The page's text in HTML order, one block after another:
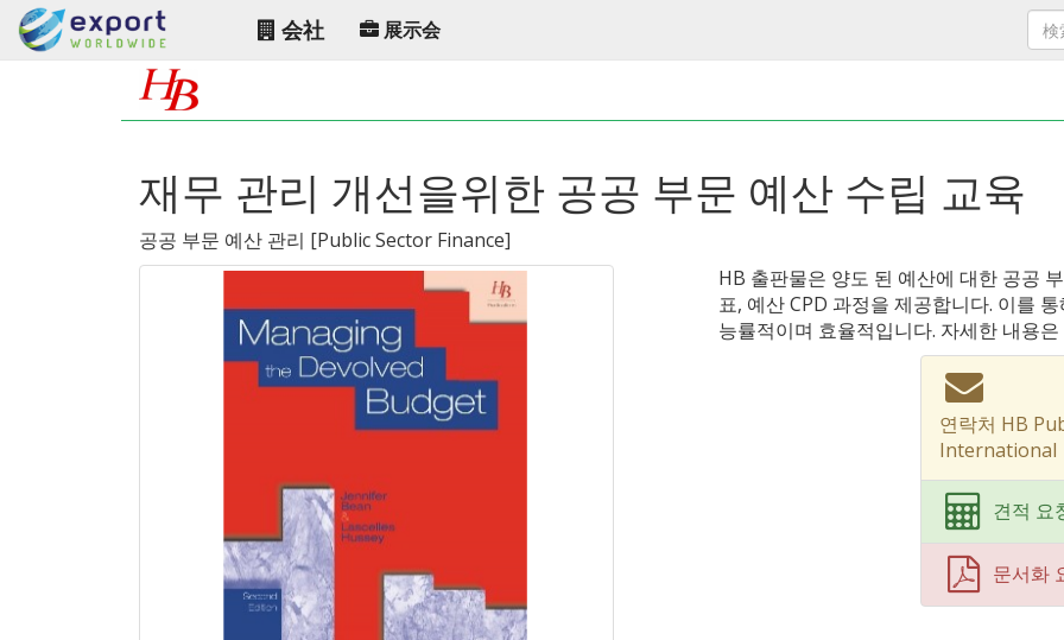
会社 展示会
재무 관리 개선을위한 공공 부문 예산 수립 교육
공공 부문 예산 관리 [Public Sector Finance]
HB 출판물은 양도 된 예산에 대한 공공
표, 예산 CPD 과정을 제공합니다. 이를
능률적이며 효율적입니다. 자세한 내용
연락처 HB
International
견적 요
문서화